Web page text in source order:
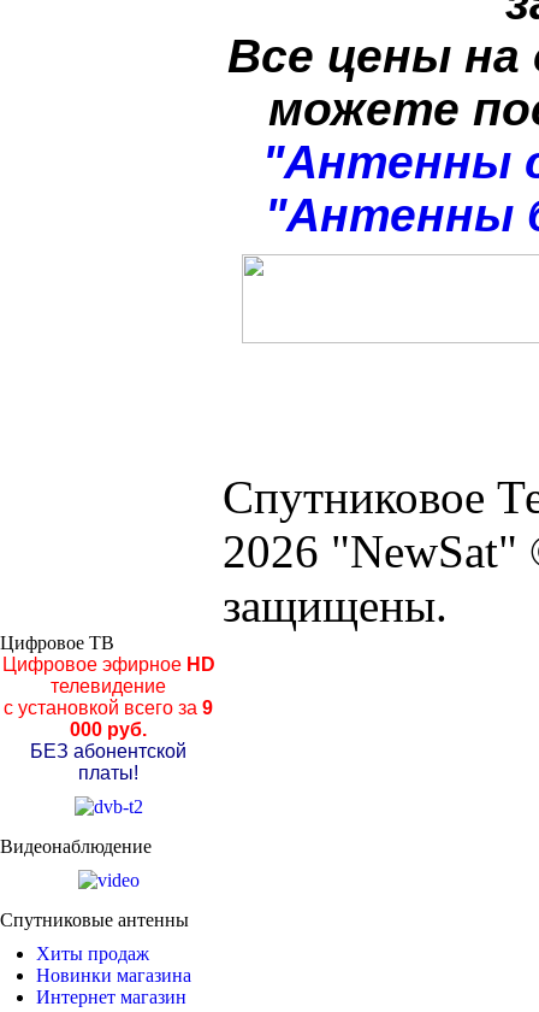
Все цены на
можете
"Антенны
"Антенны
Спутниковое
2026 "NewSat"
защищены.
Цифровое ТВ
Цифровое эфирноеHD
телевидение
с установкой всего за 9
000 руб.
БЕЗ абонентской
платы!
Видеонаблюдение
Спутниковые антенны
Хиты продаж
Новинки магазина
Интернет магазин